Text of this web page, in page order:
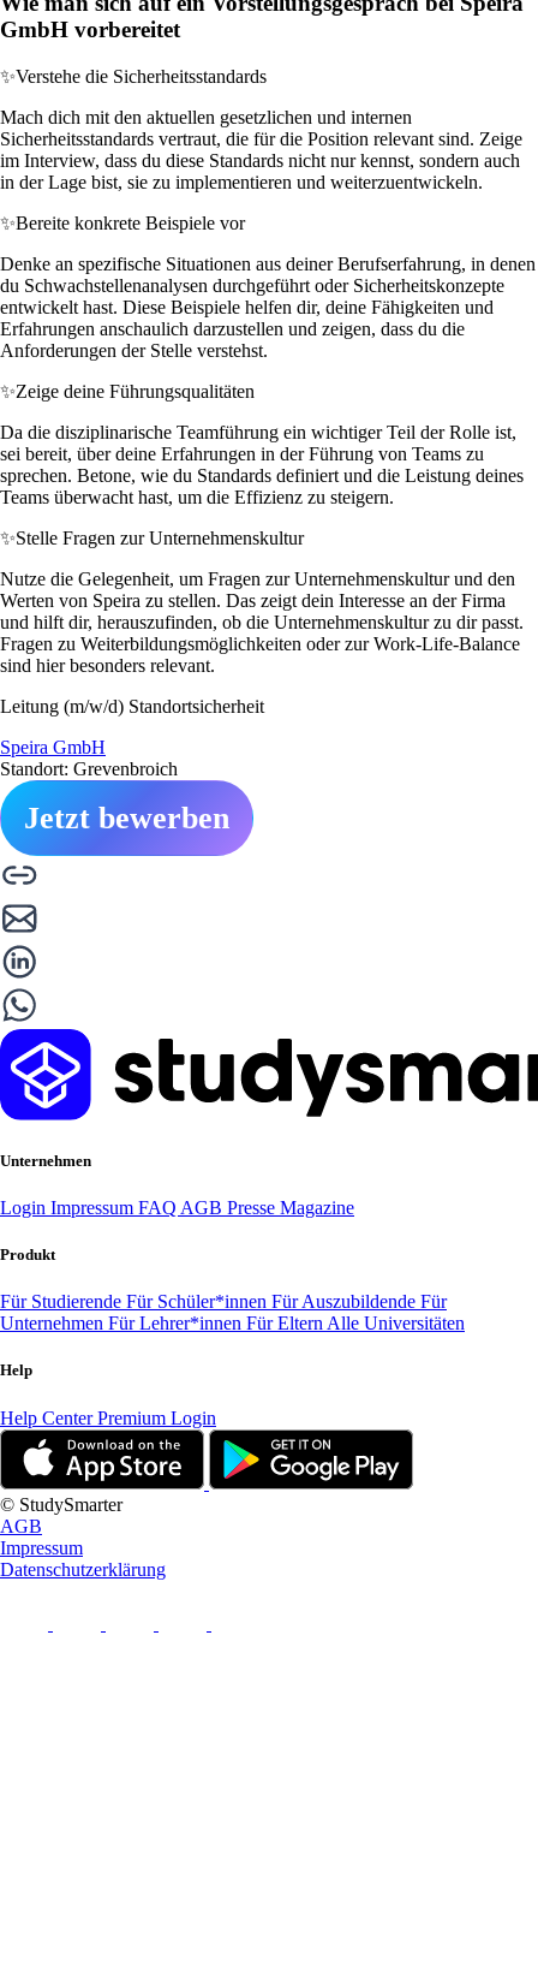
GmbH vorbereitet
✨Verstehe die Sicherheitsstandards
Mach dich mit den aktuellen gesetzlichen und internen
Sicherheitsstandards vertraut, die für die Position relevant sind. Zeige
im Interview, dass du diese Standards nicht nur kennst, sondern auch
in der Lage bist, sie zu implementieren und weiterzuentwickeln.
✨Bereite konkrete Beispiele vor
Denke an spezifische Situationen aus deiner Berufserfahrung, in denen
du Schwachstellenanalysen durchgeführt oder Sicherheitskonzepte
entwickelt hast. Diese Beispiele helfen dir, deine Fähigkeiten und
Erfahrungen anschaulich darzustellen und zeigen, dass du die
Anforderungen der Stelle verstehst.
✨Zeige deine Führungsqualitäten
Da die disziplinarische Teamführung ein wichtiger Teil der Rolle ist,
sei bereit, über deine Erfahrungen in der Führung von Teams zu
sprechen. Betone, wie du Standards definiert und die Leistung deines
Teams überwacht hast, um die Effizienz zu steigern.
✨Stelle Fragen zur Unternehmenskultur
Nutze die Gelegenheit, um Fragen zur Unternehmenskultur und den
Werten von Speira zu stellen. Das zeigt dein Interesse an der Firma
und hilft dir, herauszufinden, ob die Unternehmenskultur zu dir passt.
Fragen zu Weiterbildungsmöglichkeiten oder zur Work-Life-Balance
sind hier besonders relevant.
Leitung (m/w/d) Standortsicherheit
Speira GmbH
Standort: Grevenbroich
Jetzt bewerben
Unternehmen
Login Impressum FAQ AGB Presse Magazine
Produkt
Für Studierende Für Schüler*innen Für Auszubildende Für
Unternehmen Für Lehrer*innen Für Eltern Alle Universitäten
Help
Help CenterPremium Login
© StudySmarter
AGB
Impressum
Datenschutzerklärung